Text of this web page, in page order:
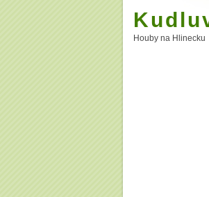
Houby na Hlinecku